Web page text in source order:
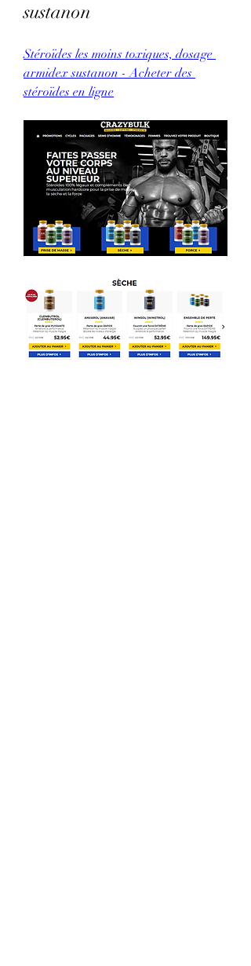
sustanon
Stéroïdes les moins toxiques, dosage
armidex sustanon - Acheter des
stéroïdes en ligne